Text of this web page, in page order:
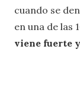
cuando se
en una de las
viene fuerte